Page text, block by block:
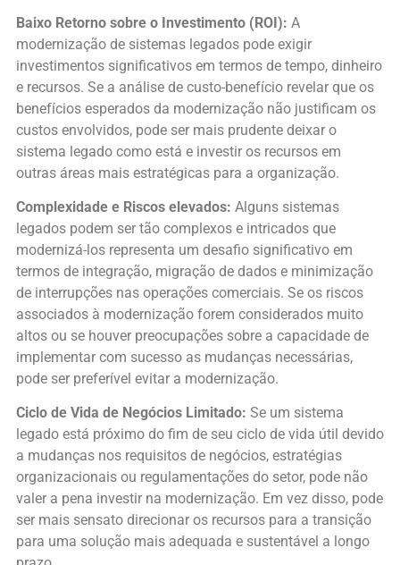
Baixo Retorno sobre o Investimento (ROI): A
modernização de sistemas legados pode exigir
investimentos significativos em termos de tempo, dinheiro
e recursos. Se a análise de custo-benefício revelar que os
benefícios esperados da modernização não justificam os
custos envolvidos, pode ser mais prudente deixar o
sistema legado como está e investir os recursos em
outras áreas mais estratégicas para a organização.
Complexidade e Riscos elevados: Alguns sistemas
legados podem ser tão complexos e intricados que
modernizá-los representa um desafio significativo em
termos de integração, migração de dados e minimização
de interrupções nas operações comerciais. Se os riscos
associados à modernização forem considerados muito
altos ou se houver preocupações sobre a capacidade de
implementar com sucesso as mudanças necessárias,
pode ser preferível evitar a modernização.
Ciclo de Vida de Negócios Limitado: Se um sistema
legado está próximo do fim de seu ciclo de vida útil devido
a mudanças nos requisitos de negócios, estratégias
organizacionais ou regulamentações do setor, pode não
valer a pena investir na modernização. Em vez disso, pode
ser mais sensato direcionar os recursos para a transição
para uma solução mais adequada e sustentável a longo